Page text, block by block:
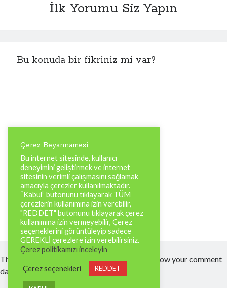
İlk Yorumu Siz Yapın
Bu konuda bir fikriniz mi var?
This site uses Akismet to reduce spam.
Learn how your comment
data is processed.
Çerez Beyannamesi
Bu internet sitesinde, kullanıcı
deneyimini geliştirmek ve internet
sitesinin verimli çalışmasını sağlamak
amacıyla çerezler kullanılmaktadır.
“Kabul” butonunu tıklayarak TÜM
çerezlerin kullanımına izin verebilir,
"REDDET" butonunu tıklayarak çerez
kullanımına izin vermeyebilir, Çerez
seçeneklerini görüntüleyip sadece
GEREKLİ çerezlere izin verebilirsiniz.
Çerez politikamızı inceleyin
Çerez seçenekleri REDDET